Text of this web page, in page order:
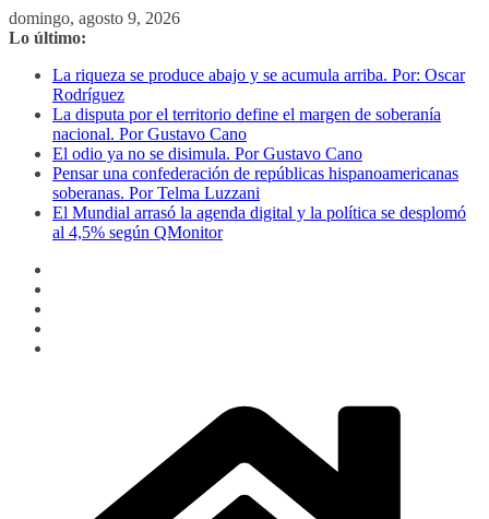
Saltar
al
domingo, agosto 9, 2026
Lo último:
La riqueza se produce abajo y se acumula arriba. Por: Oscar
Rodríguez
La disputa por el territorio define el margen de soberanía
nacional. Por Gustavo Cano
El odio ya no se disimula. Por Gustavo Cano
Pensar una confederación de repúblicas hispanoamericanas
soberanas. Por Telma Luzzani
El Mundial arrasó la agenda digital y la política se desplomó
al 4,5% según QMonitor